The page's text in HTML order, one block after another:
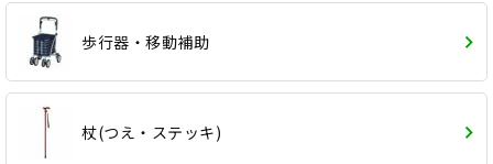
歩行器・移動補助
杖(つえ・ステッキ)